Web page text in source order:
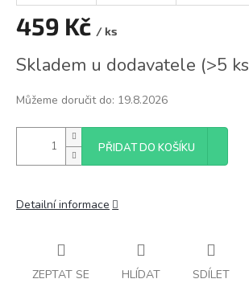
459 Kč / ks
cena:
Skladem u dodavatele (>5 ks
Můžeme doručit do: 19.8.2026
PŘIDAT DO KOŠÍKU
Detailní informace
ZEPTAT SE HLÍDAT SDÍLET